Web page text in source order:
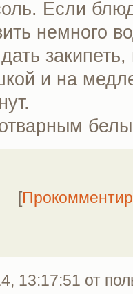
Если
немного
закипеть,
и на
[
13:17:51 от